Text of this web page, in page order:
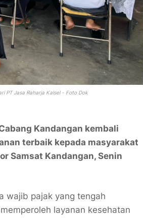
PT Jasa Raharja Kalsel - Foto Dok
Kandangan kembali
terbaik kepada masyarakat
Samsat Kandangan, Senin
wajib pajak yang tengah
layanan kesehatan